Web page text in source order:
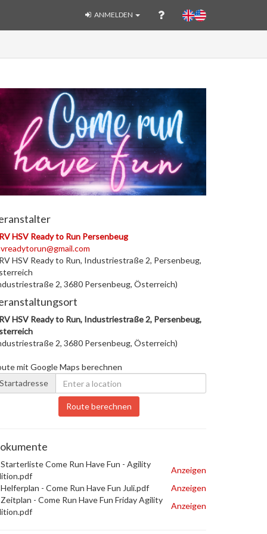
ANMELDEN
HSV Ready to Run Persenbeug
HSV Ready to Run, Industriestraße 2, Persenbeug,
2, 3680 Persenbeug, Österreich)
HSV Ready to Run, Industriestraße 2, Persenbeug,
2, 3680 Persenbeug, Österreich)
mit Google Maps berechnen
Startadresse
Route berechnen
Starterliste Come Run Have Fun - Agility
Anzeigen
Helferplan - Come Run Have Fun Juli.pdf
Anzeigen
Zeitplan - Come Run Have Fun Friday Agility
Anzeigen